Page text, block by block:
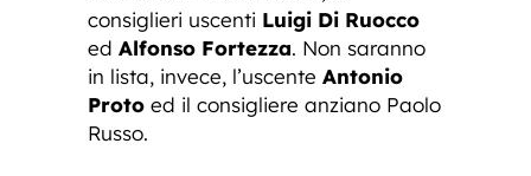
consiglieri uscenti Luigi Di Ruocco
ed Alfonso Fortezza. Non saranno
in lista, invece, l’uscente Antonio
Proto ed il consigliere anziano Paolo
Russo.